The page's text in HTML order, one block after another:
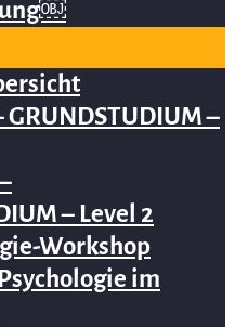
GRUNDSTUDIUM –
– Level 2
Workshop
im